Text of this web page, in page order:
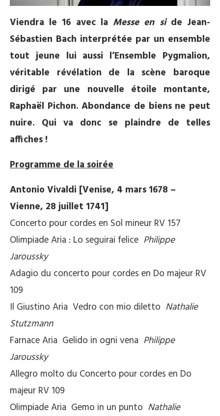
Viendra le 16 avec la Messe en side Jean-
Sébastien Bach interprétée par un ensemble
tout jeune lui aussi l’Ensemble Pygmalion,
véritable révélation de la scène baroque
dirigé par une nouvelle étoile montante,
Raphaël Pichon. Abondance de biens ne peut
nuire. Qui va donc se plaindre de telles
affiches !
Programme de la soirée
Antonio Vivaldi [Venise, 4 mars 1678 –
Vienne, 28 juillet 1741]
Concerto pour cordes en Sol mineur RV 157
Olimpiade Aria : Lo seguirai felice Philippe
Jaroussky
Adagio du concerto pour cordes en Do majeur RV
109
Il Giustino Aria Vedro con mio diletto Nathalie
Stutzmann
Farnace Aria Gelido in ogni vena Philippe
Jaroussky
Allegro molto du Concerto pour cordes en Do
majeur RV 109
Olimpiade Aria Gemo in un punto Nathalie